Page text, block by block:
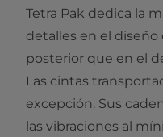
Tetra Pak dedica la
detalles en el
posterior que en el
Las cintas
excepción. Sus
las vibraciones al